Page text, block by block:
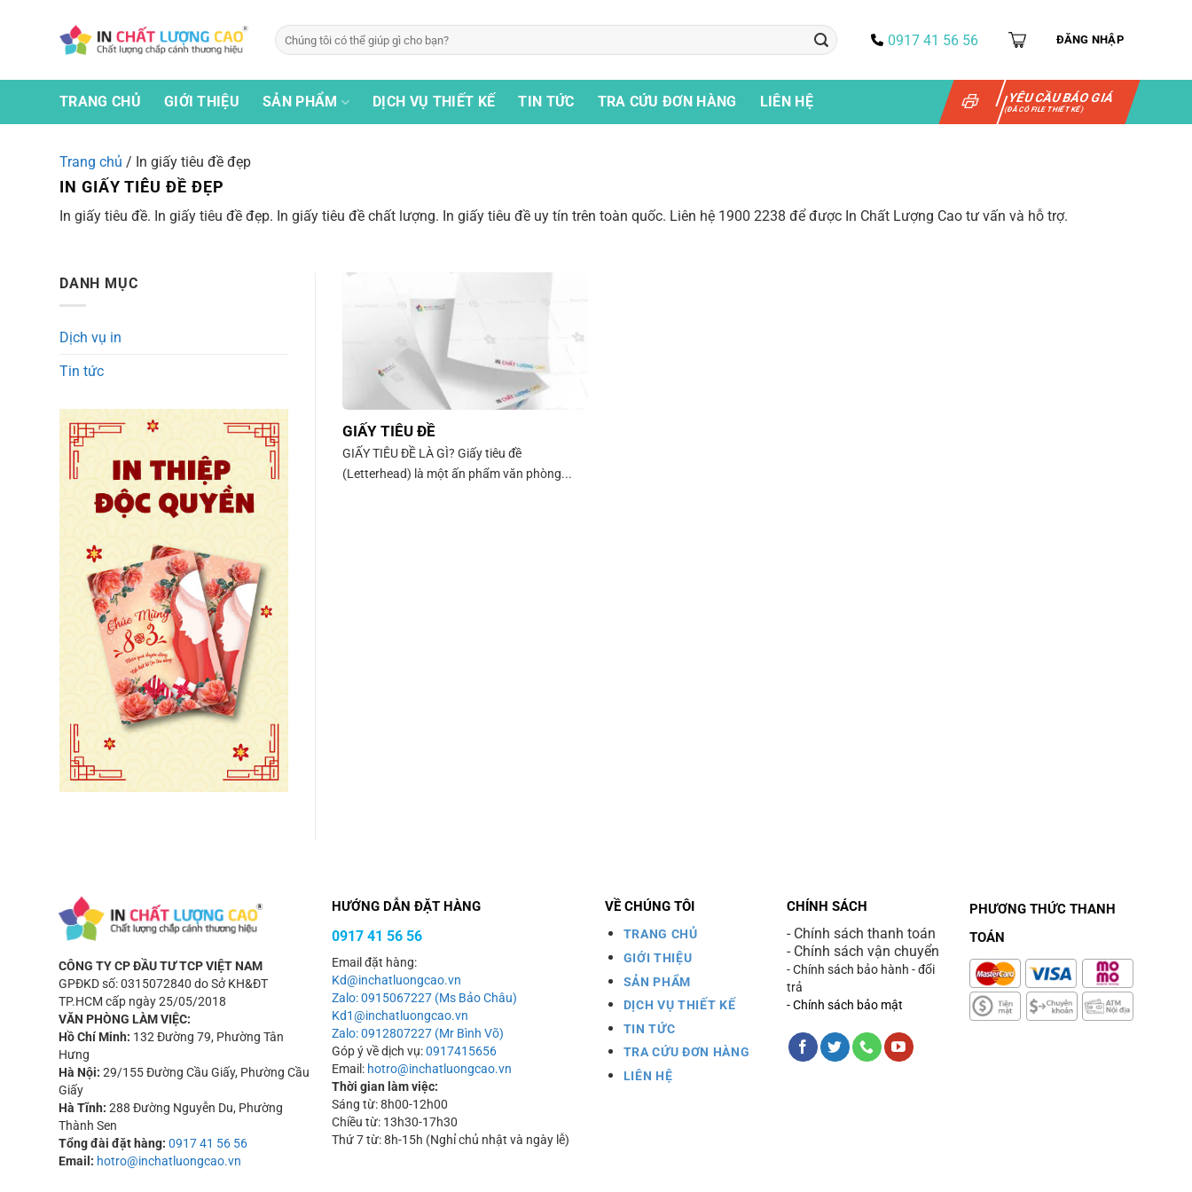
dung
Tìm
kiếm:
0917 41 56 56 ĐĂNG NHẬP
TRANG CHỦ GIỚI THIỆU SẢN PHẨM DỊCH VỤ THIẾT KẾ TIN TỨC TRA CỨU ĐƠN HÀNG LIÊN HỆ YÊU CẦU BÁO GIÁ
(ĐÃ CÓ FILE THIẾT KẾ)
Trang chủ / In giấy tiêu đề đẹp
IN GIẤY TIÊU ĐỀ ĐẸP
In giấy tiêu đề. In giấy tiêu đề đẹp. In giấy tiêu đề chất lượng. In giấy tiêu đề uy tín trên toàn quốc. Liên hệ 1900 2238 để được In Chất Lượng Cao tư vấn và hỗ trợ.
DANH MỤC
Dịch vụ in
Tin tức
GIẤY TIÊU ĐỀ
GIẤY TIÊU ĐỀ LÀ GÌ? Giấy tiêu đề
(Letterhead) là một ấn phẩm văn phòng...
CÔNG TY CP ĐẦU TƯ TCP VIỆT NAM
GPĐKD số: 0315072840 do Sở KH&ĐT
TP.HCM cấp ngày 25/05/2018
VĂN PHÒNG LÀM VIỆC:
Hồ Chí Minh: 132 Đường 79, Phường Tân
Hưng
Hà Nội: 29/155 Đường Cầu Giấy, Phường Cầu
Giấy
Hà Tĩnh: 288 Đường Nguyễn Du, Phường
Thành Sen
Tổng đài đặt hàng: 0917 41 56 56
Email: hotro@inchatluongcao.vn
HƯỚNG DẪN ĐẶT HÀNG
0917 41 56 56
Email đặt hàng:
Kd@inchatluongcao.vn
Zalo: 0915067227 (Ms Bảo Châu)
Kd1@inchatluongcao.vn
Zalo: 0912807227 (Mr Bình Võ)
Góp ý về dịch vụ:0917415656
Email: hotro@inchatluongcao.vn
Thời gian làm việc:
Sáng từ: 8h00-12h00
Chiều từ: 13h30-17h30
Thứ 7 từ: 8h-15h (Nghỉ chủ nhật và ngày lễ)
VỀ CHÚNG TÔI
TRANG CHỦ
GIỚI THIỆU
SẢN PHẨM
DỊCH VỤ THIẾT KẾ
TIN TỨC
TRA CỨU ĐƠN HÀNG
LIÊN HỆ
CHÍNH SÁCH
- Chính sách thanh toán
- Chính sách vận chuyển
- Chính sách bảo hành - đổi
trả
- Chính sách bảo mật
PHƯƠNG THỨC THANH
TOÁN